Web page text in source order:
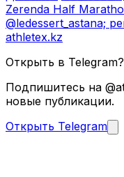
Zerenda Half
@ledessert_astana;
athletex.kz
Открыть в Telegram?
Подпишитесь на
новые публикации.
Открыть Telegram